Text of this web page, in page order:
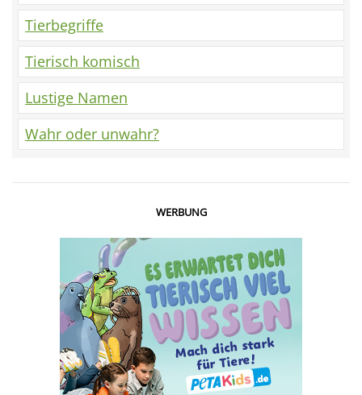
Tierbegriffe
Tierisch komisch
Lustige Namen
Wahr oder unwahr?
WERBUNG